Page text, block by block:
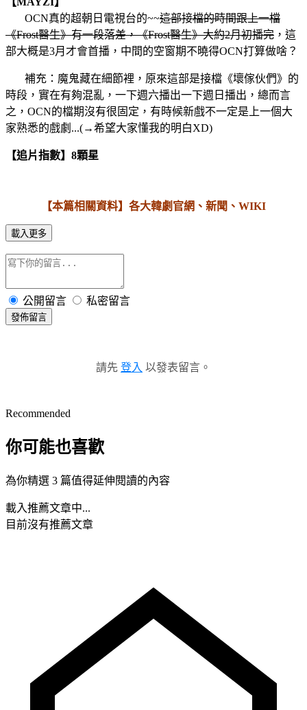
OCN真的超朝日電視台的~~這部接檔的時間跟上一檔
《Frost醫生》有一段落差，《Frost醫生》大約2月初播完 ，這
部大概是3月才會首播，中間的空窗期不曉得OCN打算做啥？
補充：魔鬼藏在細節裡，原來這部是接檔《壞傢伙們》的
時段，實在有夠混亂，一下週六播出一下週日播出，總而言
之，OCN的檔期沒有很固定，有時候新戲不一定是上一個大
家熟悉的戲劇...(→希望大家懂我的明白XD)
【追片指數】8顆星
【本篇相關資料】各大韓劇官網、新聞、WIKI
載入更多
公開留言 私密留言
發佈留言
請先 登入 以發表留言。
Recommended
你可能也喜歡
為你精選 3 篇值得延伸閱讀的內容
載入推薦文章中...
目前沒有推薦文章